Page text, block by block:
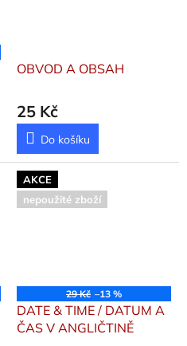
OBVOD A OBSAH
25 Kč
Do košíku
AKCE
nepoužité zboží
29 Kč –13 %
DATE & TIME / DATUM A
ČAS V ANGLIČTINĚ